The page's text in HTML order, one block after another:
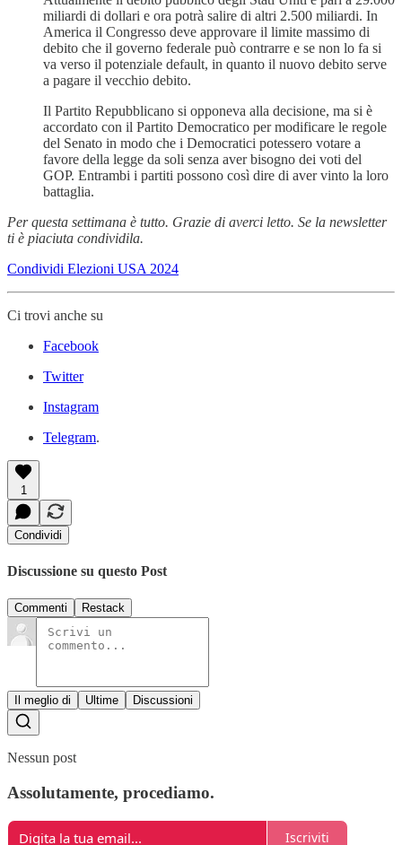
miliardi di dollari e ora potrà salire di altri 2.500 miliardi. In
America il Congresso deve approvare il limite massimo di
debito che il governo federale può contrarre e se non lo fa si
va verso il potenziale default, in quanto il nuovo debito serve
a pagare il vecchio debito.
Il Partito Repubblicano si opponeva alla decisione, ma si è
accordato con il Partito Democratico per modificare le regole
del Senato in modo che i Democratici potessero votare a
favore della legge da soli senza aver bisogno dei voti del
GOP. Entrambi i partiti possono così dire di aver vinto la loro
battaglia.
Per questa settimana è tutto. Grazie di averci letto. Se la newsletter
ti è piaciuta condividila.
Condividi Elezioni USA 2024
Ci trovi anche su
Facebook
Twitter
Instagram
Telegram.
1
Condividi
Discussione su questo Post
Commenti Restack
Il meglio di Ultime Discussioni
Nessun post
Assolutamente, procediamo.
Iscriviti